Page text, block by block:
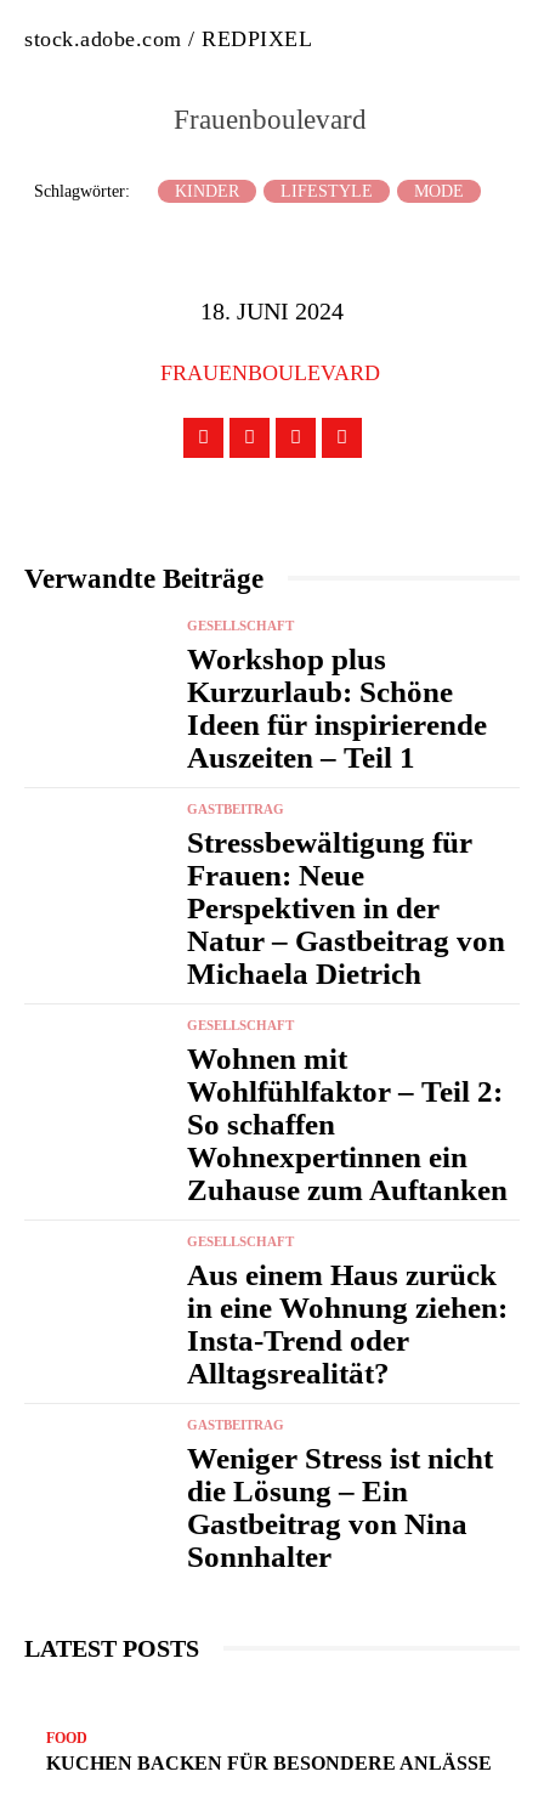
stock.adobe.com / REDPIXEL
Frauenboulevard
Schlagwörter: KINDER LIFESTYLE MODE
18. JUNI 2024
FRAUENBOULEVARD
Verwandte Beiträge
GESELLSCHAFT
Workshop plus
Kurzurlaub: Schöne
Ideen für inspirierende
Auszeiten – Teil 1
GASTBEITRAG
Stressbewältigung für
Frauen: Neue
Perspektiven in der
Natur – Gastbeitrag von
Michaela Dietrich
GESELLSCHAFT
Wohnen mit
Wohlfühlfaktor – Teil 2:
So schaffen
Wohnexpertinnen ein
Zuhause zum Auftanken
GESELLSCHAFT
Aus einem Haus zurück
in eine Wohnung ziehen:
Insta-Trend oder
Alltagsrealität?
GASTBEITRAG
Weniger Stress ist nicht
die Lösung – Ein
Gastbeitrag von Nina
Sonnhalter
LATEST POSTS
FOOD
KUCHEN BACKEN FÜR BESONDERE ANLÄSSE